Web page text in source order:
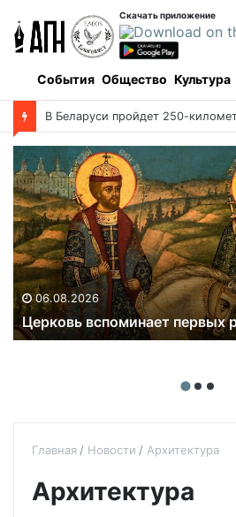
Скачать приложение
События Общество Культура
В Беларуси пройдет 250-
06.08.2026
Церковь вспоминает первых
Главная Новости Архитектура
Архитектура